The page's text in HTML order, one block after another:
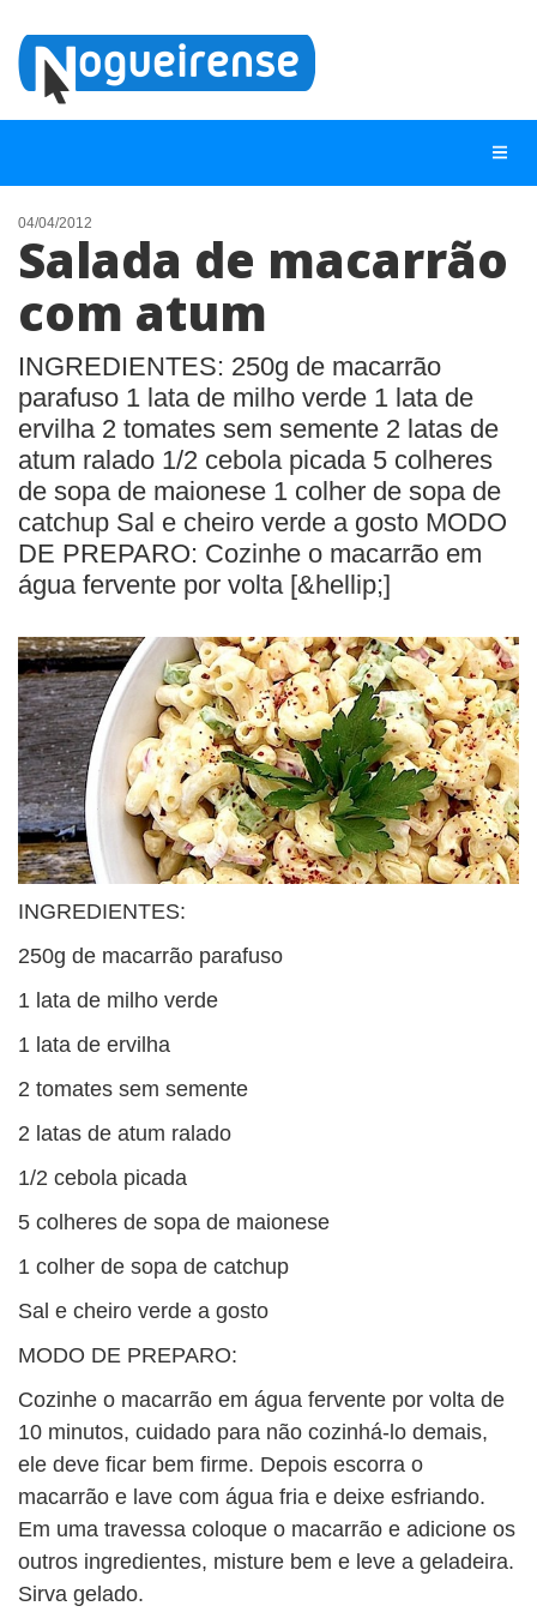
NOTÍCIAS
LISTA DIGITAL
QUEM SOMOS
CONTATO
ANUNCIE
BUSCAR
04/04/2012
Salada de macarrão
com atum
INGREDIENTES: 250g de macarrão
parafuso 1 lata de milho verde 1 lata de
ervilha 2 tomates sem semente 2 latas de
atum ralado 1/2 cebola picada 5 colheres
de sopa de maionese 1 colher de sopa de
catchup Sal e cheiro verde a gosto MODO
DE PREPARO: Cozinhe o macarrão em
água fervente por volta [&hellip;]
INGREDIENTES:
250g de macarrão parafuso
1 lata de milho verde
1 lata de ervilha
2 tomates sem semente
2 latas de atum ralado
1/2 cebola picada
5 colheres de sopa de maionese
1 colher de sopa de catchup
Sal e cheiro verde a gosto
MODO DE PREPARO:
Cozinhe o macarrão em água fervente por volta de
10 minutos, cuidado para não cozinhá-lo demais,
ele deve ficar bem firme. Depois escorra o
macarrão e lave com água fria e deixe esfriando.
Em uma travessa coloque o macarrão e adicione os
outros ingredientes, misture bem e leve a geladeira.
Sirva gelado.